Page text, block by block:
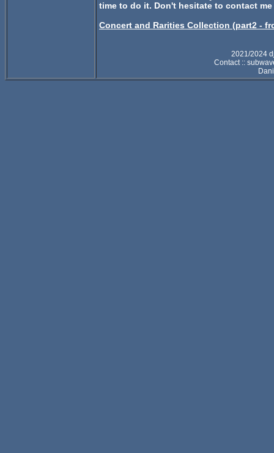
time to do it. Don't hesitate to contact
Concert and Rarities Collection (part2 -
2021/2024
Contact ::